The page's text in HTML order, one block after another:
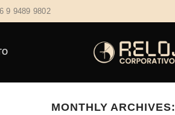
9 9489 9802
MONTHLY ARCHIVES: